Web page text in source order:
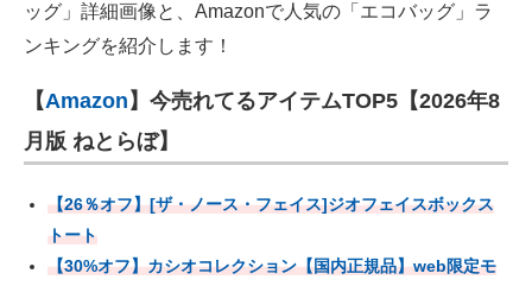
ッグ」詳細画像と、Amazonで人気の「エコバッグ」ラ
ンキングを紹介します！
【Amazon 】今売れてるアイテムTOP5【2026年8
月版 ねとらぼ】
【26％オフ】[ザ・ノース・フェイス]ジオフェイスボックス
トート
【30%オフ】カシオコレクション【国内正規品】web限定モ